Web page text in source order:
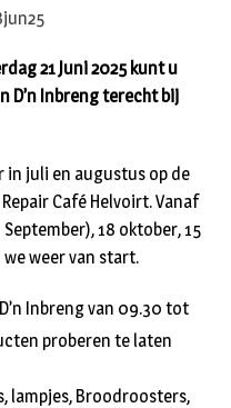
21 Juni 2025 kunt u
D’n Inbreng terecht bij
in juli en augustus op de
Repair Café Helvoirt. Vanaf
18 oktober, 15
weer van start.
Inbreng van 09.30 tot
proberen te laten
lampjes, Broodroosters,